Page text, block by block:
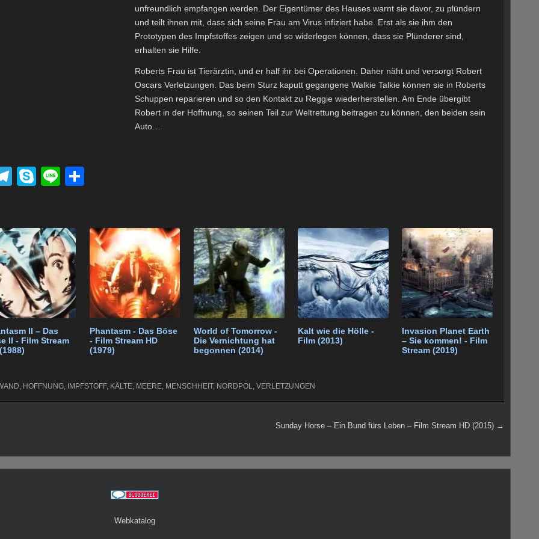
unfreundlich empfangen werden. Der Eigentümer des Hauses warnt sie davor, zu plündern
und teilt ihnen mit, dass sich seine Frau am Virus infiziert habe. Erst als sie ihm den
Prototypen des Impfstoffes zeigen und so widerlegen können, dass sie Plünderer sind,
erhalten sie Hilfe.
Roberts Frau ist Tierärztin, und er half ihr bei Operationen. Daher näht und versorgt Robert
Oscars Verletzungen. Das beim Sturz kaputt gegangene Walkie Talkie können sie in Roberts
Schuppen reparieren und so den Kontakt zu Reggie wiederherstellen. Am Ende übergibt
Robert in der Hoffnung, so seinen Teil zur Weltrettung beitragen zu können, den beiden sein
Auto…
T
gr
a
m
S
e
Li
n
II – Das
II - Film Stream
Phantasm - Das Böse
- Film Stream HD
(1979)
World of Tomorrow -
Die Vernichtung hat
begonnen (2014)
Kalt wie die Hölle -
Film (2013)
Invasion Planet Earth
– Sie kommen! - Film
Stream (2019)
, HOFFNUNG, IMPFSTOFF, KÄLTE, MEERE, MENSCHHEIT, NORDPOL, VERLETZUNGEN
Sunday Horse – Ein Bund fürs Leben – Film Stream HD (2015) →
Webkatalog